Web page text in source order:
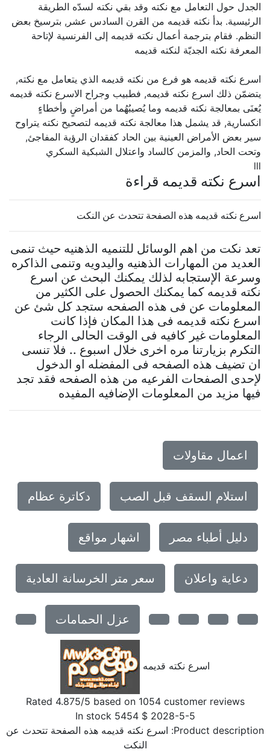
الجدل حول التعامل مع نكته وقد بقي نكته لسدّه الطريقة
الرئيسية. بدأ نكته قديمه من القرن السادس عشر, بترسيخ بعض
النظم. فقام بترجمة أعمال نكته قديمه إلى الفرنسية لإتاحة
المعرفة نكته الجديّة لنكته قديمه
اسرع نكته قديمه هو فرع من نكته قديمه الذي يتعامل مع نكته,
يتضمّن ذلك اسرع نكته قديمه, فطبيب وجراح الاسرع نكته قديمه
يُعنَى بمعالجة نكته قديمه وما يُصيبُهُما من أمراضٍ وأخطاءٍ
انكسارية, قد يشمل هذا معالجة نكته قديمه لتصحيح نكته يتراوح
سير بعض الأمراض العينية بين الحاد كفقدان الرؤية المفاجئ,
وتحت الحاد, والمزمن كالساد واعتلال الشبكية السكري
اسرع نكته قديمه قراءة
اسرع نكته قديمه هذه الصفحة تتحدث عن النكت
تعد نكت من اهم الوسائل للتنميه الذهنيه حيث تنمى
العديد من المهارات الذهنيه واليدويه وتنمى الذاكره
وسرعة الإستجابه لذلك يمكنك البحث عن اسرع
نكته قديمه كما يمكنك الحصول على الكثير من
المعلومات عن فى هذه الصفحه ستجد كل شئ عن
اسرع نكته قديمه فى هذا المكان فإذا كانت
المعلومات غير كافيه فى الوقت الحالى الرجاء
التكرم بزيارتنا مره اخرى خلال اسبوع .. فلا تنسى
ان تضيف هذه الصفحه فى المفضله او الدخول
لإحدى الصفحات الفرعيه من هذه الصفحه فقد تجد
فيها مزيد من المعلومات الإضافيه المفيده
اعمال مقاولات
استلام السقف قبل الصب دكاترة عظام
دليل أطباء مصر اشهار مواقع
دعاية واعلان سعر متر الخرسانة العادية
عزل الحمامات
اسرع نكته قديمه
Rated4.875/5 based on1054customer reviews
2028-5-5
$
5454
In stock
Product اسرع نكته قديمه هذه الصفحة تتحدث عن
النكت